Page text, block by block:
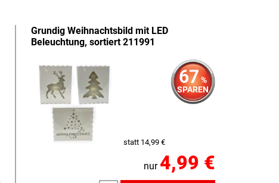
Grundig Weihnachtsbild mit LED
Beleuchtung, sortiert 211991
67 %
SPAREN
statt 14,99 €
nur 4,99 €